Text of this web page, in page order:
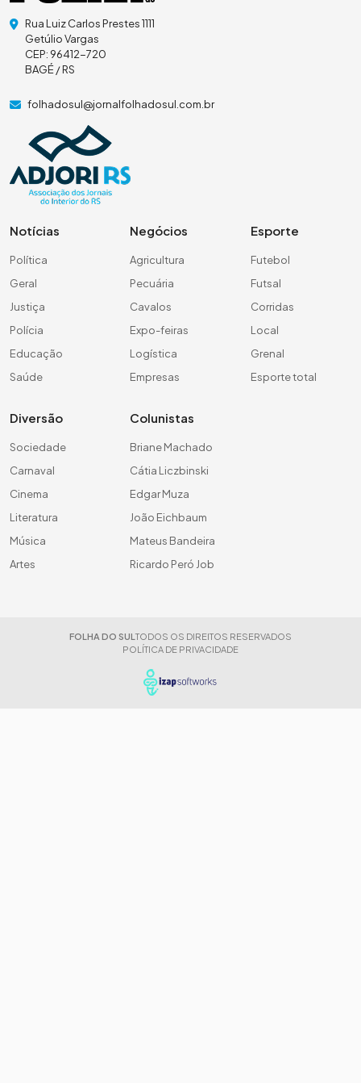
Rua Luiz Carlos Prestes 1111
Getúlio Vargas
CEP: 96412-720
BAGÉ / RS
folhadosul@jornalfolhadosul.com.br
Notícias
Política
Geral
Justiça
Polícia
Educação
Saúde
Negócios
Agricultura
Pecuária
Cavalos
Expo-feiras
Logística
Empresas
Esporte
Futebol
Futsal
Corridas
Local
Grenal
Esporte total
Diversão
Sociedade
Carnaval
Cinema
Literatura
Música
Artes
Colunistas
Briane Machado
Cátia Liczbinski
Edgar Muza
João Eichbaum
Mateus Bandeira
Ricardo Peró Job
FOLHA DO SUL TODOS OS DIREITOS RESERVADOS
POLÍTICA DE PRIVACIDADE